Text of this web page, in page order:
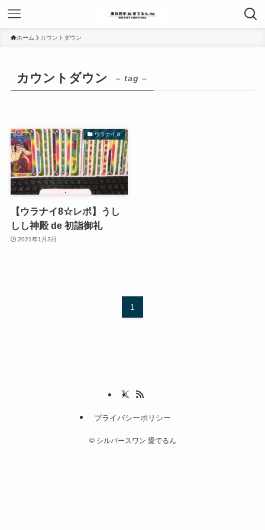
ホーム カウントダウン
カウントダウン – tag –
ウラナイ８
【ウラナイ8☆レポ】うし
しし神殿 de 初詣御礼
2021年1月3日
1
プライバシーポリシー
©シルバースワン 愛でるん